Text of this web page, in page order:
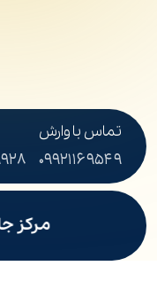
تماس با وارش
۰۹۹۲۱۱۶۹۵۴۹
مرکز